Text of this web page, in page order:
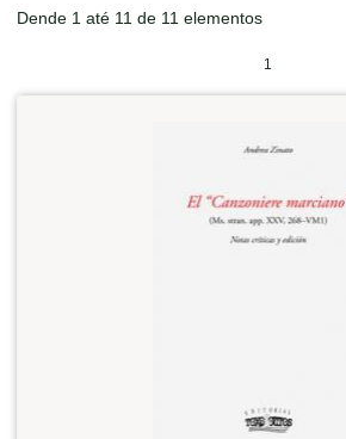
Dende 1 até 11 de 11 elementos
1